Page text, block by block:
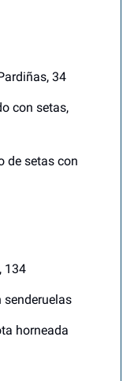
34
con setas,
de setas con
134
senderuelas
horneada